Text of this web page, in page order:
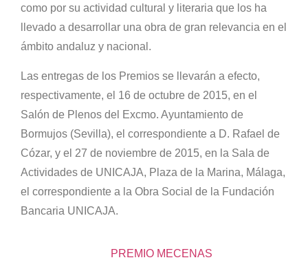
como por su actividad cultural y literaria que los ha
llevado a desarrollar una obra de gran relevancia en el
ámbito andaluz y nacional.
Las entregas de los Premios se llevarán a efecto,
respectivamente, el 16 de octubre de 2015, en el
Salón de Plenos del Excmo. Ayuntamiento de
Bormujos (Sevilla), el correspondiente a D. Rafael de
Cózar, y el 27 de noviembre de 2015, en la Sala de
Actividades de UNICAJA, Plaza de la Marina, Málaga,
el correspondiente a la Obra Social de la Fundación
Bancaria UNICAJA.
PREMIO MECENAS